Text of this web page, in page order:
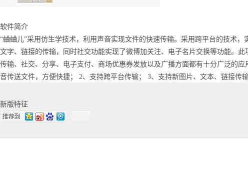
软件简介
“蛐蛐儿”采用仿生学技术，利用声音实现文件的快速传输。采用跨平台的技术，
文字、链接的传输，同时社交功能实现了微博加关注、电子名片交换等功能。
传输、社交、分享、电子支付、商场优惠券发放以及广播方面都有十分广泛的应
音传送文件，方便快捷； 2、支持跨平台传输； 3、支持新图片、文本、链接传
新版特征